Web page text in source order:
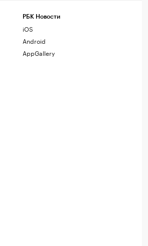
РБК Новости
iOS
Android
AppGallery